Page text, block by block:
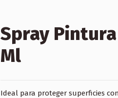
Spray
Ml
Ideal para proteger superficies